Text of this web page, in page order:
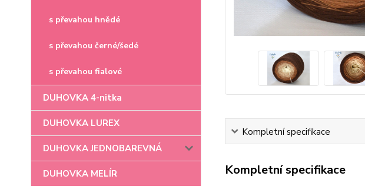
s převahou hnědé
s převahou černé/šedé
s převahou fialové
DUHOVKA 4-nitka
DUHOVKA LUREX
DUHOVKA JEDNOBAREVNÁ
DUHOVKA MELÍR
Kompletní specifikace
Kompletní specifikace